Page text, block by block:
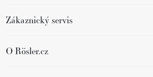
Zákaznický servis
O Rösler.cz